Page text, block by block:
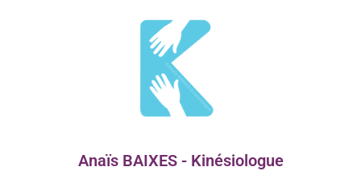
Anaïs BAIXES - Kinésiologue